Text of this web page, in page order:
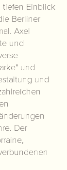
tiefen Einblick
Berliner
Axel
und
und
und
Der